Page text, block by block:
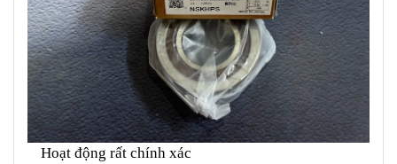
Hoạt động rất chính xác